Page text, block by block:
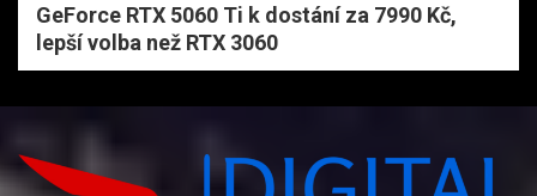
GeForce RTX 5060 Ti k dostání za 7990 Kč,
lepší volba než RTX 3060